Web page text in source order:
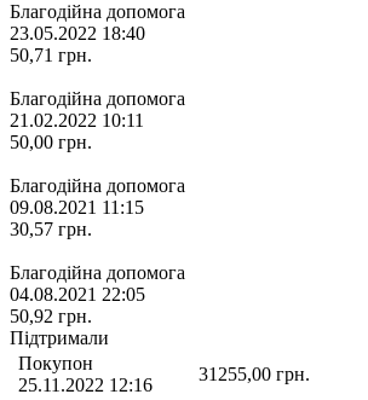
Благодійна допомога
23.05.2022 18:40
50,71 грн.
Благодійна допомога
21.02.2022 10:11
50,00 грн.
Благодійна допомога
09.08.2021 11:15
30,57 грн.
Благодійна допомога
04.08.2021 22:05
50,92 грн.
Підтримали
Покупон
25.11.2022 12:16
31255,00 грн.